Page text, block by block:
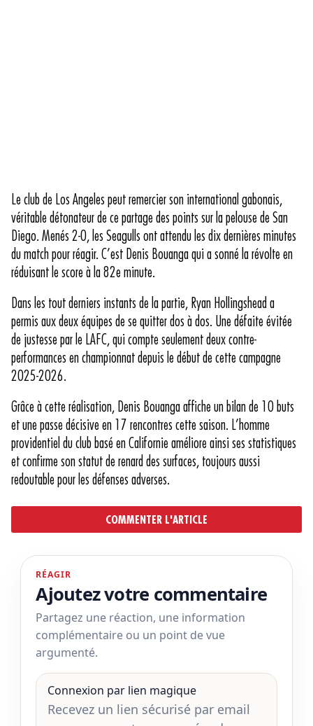
Le club de Los Angeles peut remercier son international gabonais,
véritable détonateur de ce partage des points sur la pelouse de San
Diego. Menés 2-0, les Seagulls ont attendu les dix dernières minutes
du match pour réagir. C’est Denis Bouanga qui a sonné la révolte en
réduisant le score à la 82e minute.
Dans les tout derniers instants de la partie, Ryan Hollingshead a
permis aux deux équipes de se quitter dos à dos. Une défaite évitée
de justesse par le LAFC, qui compte seulement deux contre-
performances en championnat depuis le début de cette campagne
2025-2026.
Grâce à cette réalisation, Denis Bouanga affiche un bilan de 10 buts
et une passe décisive en 17 rencontres cette saison. L’homme
providentiel du club basé en Californie améliore ainsi ses statistiques
et confirme son statut de renard des surfaces, toujours aussi
redoutable pour les défenses adverses.
COMMENTER L'ARTICLE
RÉAGIR
Ajoutez votre commentaire
Partagez une réaction, une information
complémentaire ou un point de vue
argumenté.
Connexion par lien magique
Recevez un lien sécurisé par email